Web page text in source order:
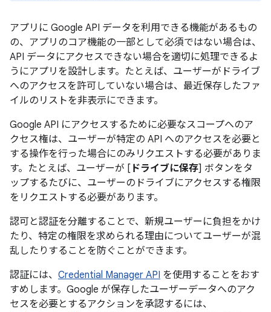
アプリに Google API データを利用できる機能があるもの
の、アプリのコア機能の一部として必須ではない場合は、
API データにアクセスできない場合を適切に処理できるよ
うにアプリを設計します。たとえば、ユーザーがドライブ
へのアクセスを許可していない場合は、最近保存したファ
イルのリストを非表示にできます。
Google API にアクセスするために必要なスコープへのア
クセス権は、ユーザーが特定の API へのアクセスを必要と
する操作を行った場合にのみリクエストする必要がありま
す。たとえば、ユーザーが [ ドライブに保存] ボタンをタ
ップするたびに、ユーザーのドライブにアクセスする権限
をリクエストする必要があります。
認可と認証を分離することで、新規ユーザーに負担をかけ
たり、特定の権限を求められる理由についてユーザーが混
乱したりすることを防ぐことができます。
認証には、 Credential Manager API を使用することをおす
すめします。Google が保存したユーザーデータへのアク
セスを必要とするアクションを承認するには、